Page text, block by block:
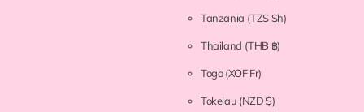
Tanzania (TZS Sh)
Thailand (THB ฿)
Togo(XOF Fr)
Tokelau (NZD $)